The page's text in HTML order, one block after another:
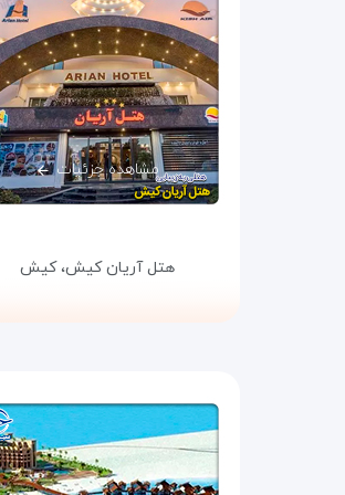
مشاهده جزئیات
هتل آریان کیش،کیش